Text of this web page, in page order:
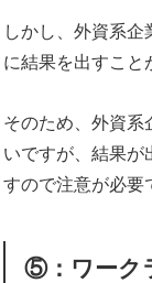
しかし、外資系
に結果を出すこと
そのため、外資系
いですが、結果が
すので注意が必要
⑤：ワーク